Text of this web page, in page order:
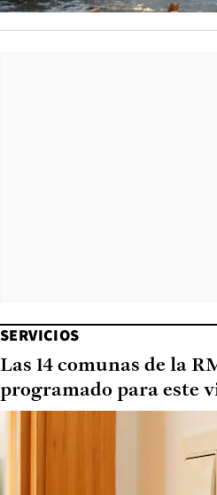
SERVICIOS
Las 14 comunas de la
programado para este